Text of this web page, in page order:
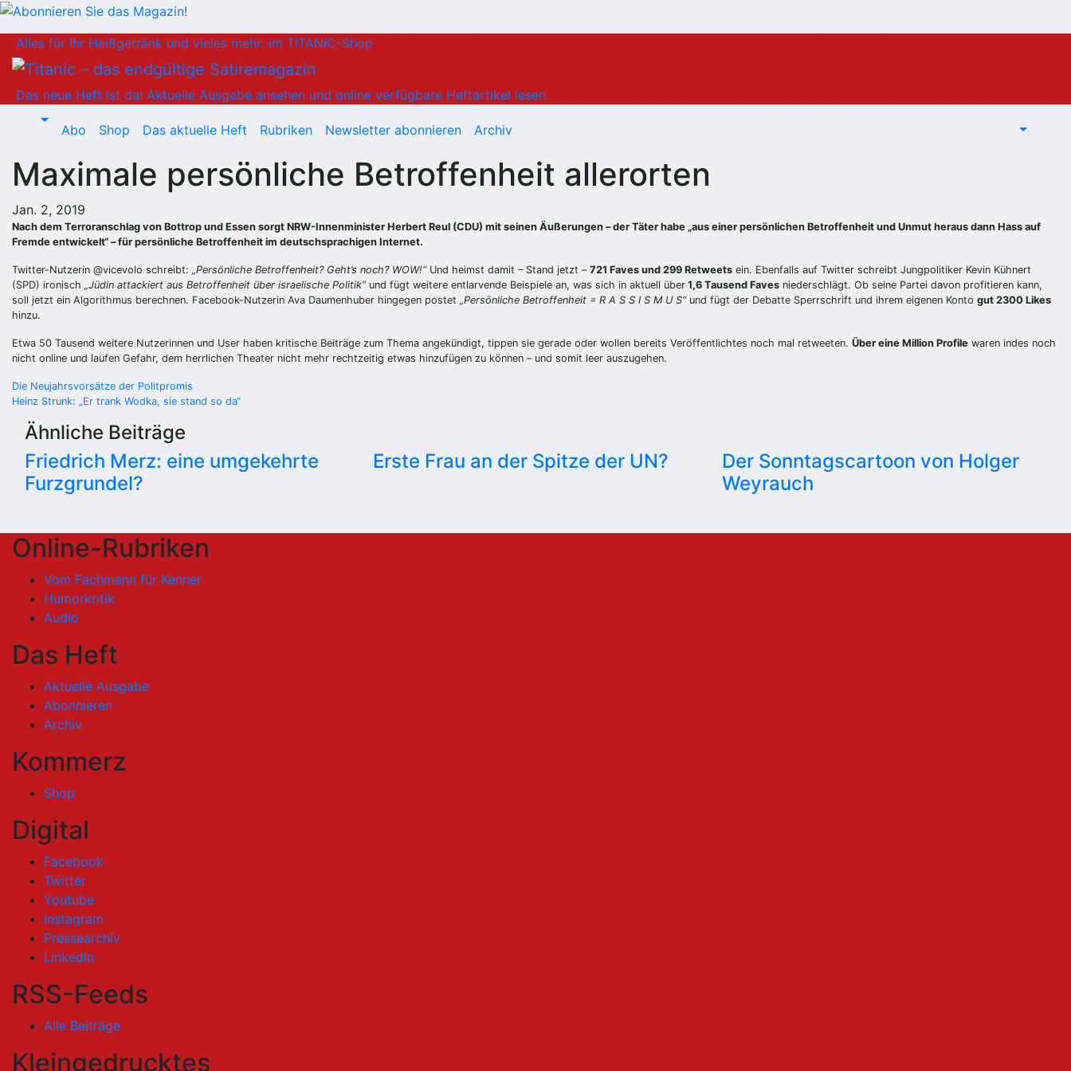
Inhalt
springen
Alles für Ihr Heißgetränk und vieles mehr: im TITANIC-Shop
Das neue Heft ist da! Aktuelle Ausgabe ansehen und online verfügbare Heftartikel lesen.
Abo Shop Das aktuelle Heft Rubriken Newsletter abonnieren Archiv
Maximale persönliche Betroffenheit allerorten
Jan. 2, 2019
Nach dem Terroranschlag von Bottrop und Essen sorgt NRW-Innenminister Herbert Reul (CDU) mit seinen Äußerungen – der Täter habe „aus einer persönlichen Betroffenheit und Unmut heraus dann Hass auf
Fremde entwickelt“ – für persönliche Betroffenheit im deutschsprachigen Internet.
Twitter-Nutzerin @vicevolo schreibt: „Persönliche Betroffenheit? Geht’s noch? WOW!“ Und heimst damit – Stand jetzt – 721 Faves und 299 Retweets ein. Ebenfalls auf Twitter schreibt Jungpolitiker Kevin Kühnert
(SPD) ironisch „Jüdin attackiert aus Betroffenheit über israelische Politik“und fügt weitere entlarvende Beispiele an, was sich in aktuell über 1,6 Tausend Faves niederschlägt. Ob seine Partei davon profitieren kann,
soll jetzt ein Algorithmus berechnen. Facebook-Nutzerin Ava Daumenhuber hingegen postet „Persönliche Betroffenheit = R A S S I S M U S“und fügt der Debatte Sperrschrift und ihrem eigenen Konto gut 2300 Likes
hinzu.
Etwa 50 Tausend weitere Nutzerinnen und User haben kritische Beiträge zum Thema angekündigt, tippen sie gerade oder wollen bereits Veröffentlichtes noch mal retweeten. Über eine Million Profile waren indes noch
nicht online und laufen Gefahr, dem herrlichen Theater nicht mehr rechtzeitig etwas hinzufügen zu können – und somit leer auszugehen.
Beitragsnavigation
Die Neujahrsvorsätze der Politpromis
Heinz Strunk: „Er trank Wodka, sie stand so da“
Ähnliche Beiträge
Friedrich Merz: eine umgekehrte
Furzgrundel?
Erste Frau an der Spitze der UN?
Der Sonntagscartoon von Holger
Weyrauch
Online-Rubriken
Vom Fachmann für Kenner
Humorkritik
Audio
Das Heft
Aktuelle Ausgabe
Abonnieren
Archiv
Kommerz
Shop
Digital
Facebook
Twitter
Youtube
Instagram
Pressearchiv
LinkedIn
RSS-Feeds
Alle Beiträge
Kleingedrucktes